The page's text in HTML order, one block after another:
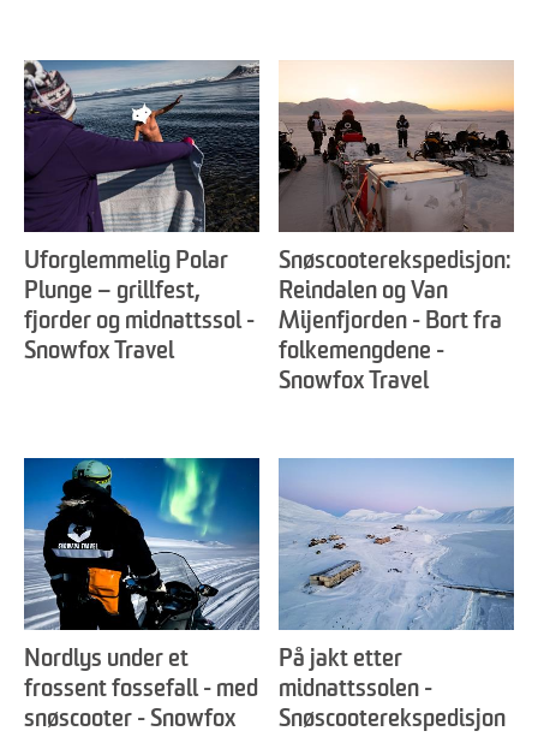
Uforglemmelig Polar
Plunge – grillfest,
fjorder og midnattssol -
Snowfox Travel
Snøscooterekspedisjon:
Reindalen og Van
Mijenfjorden - Bort fra
folkemengdene -
Snowfox Travel
Nordlys under et
frossent fossefall - med
snøscooter - Snowfox
På jakt etter
midnattssolen -
Snøscooterekspedisjon